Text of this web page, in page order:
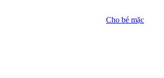
Cho bé mặc